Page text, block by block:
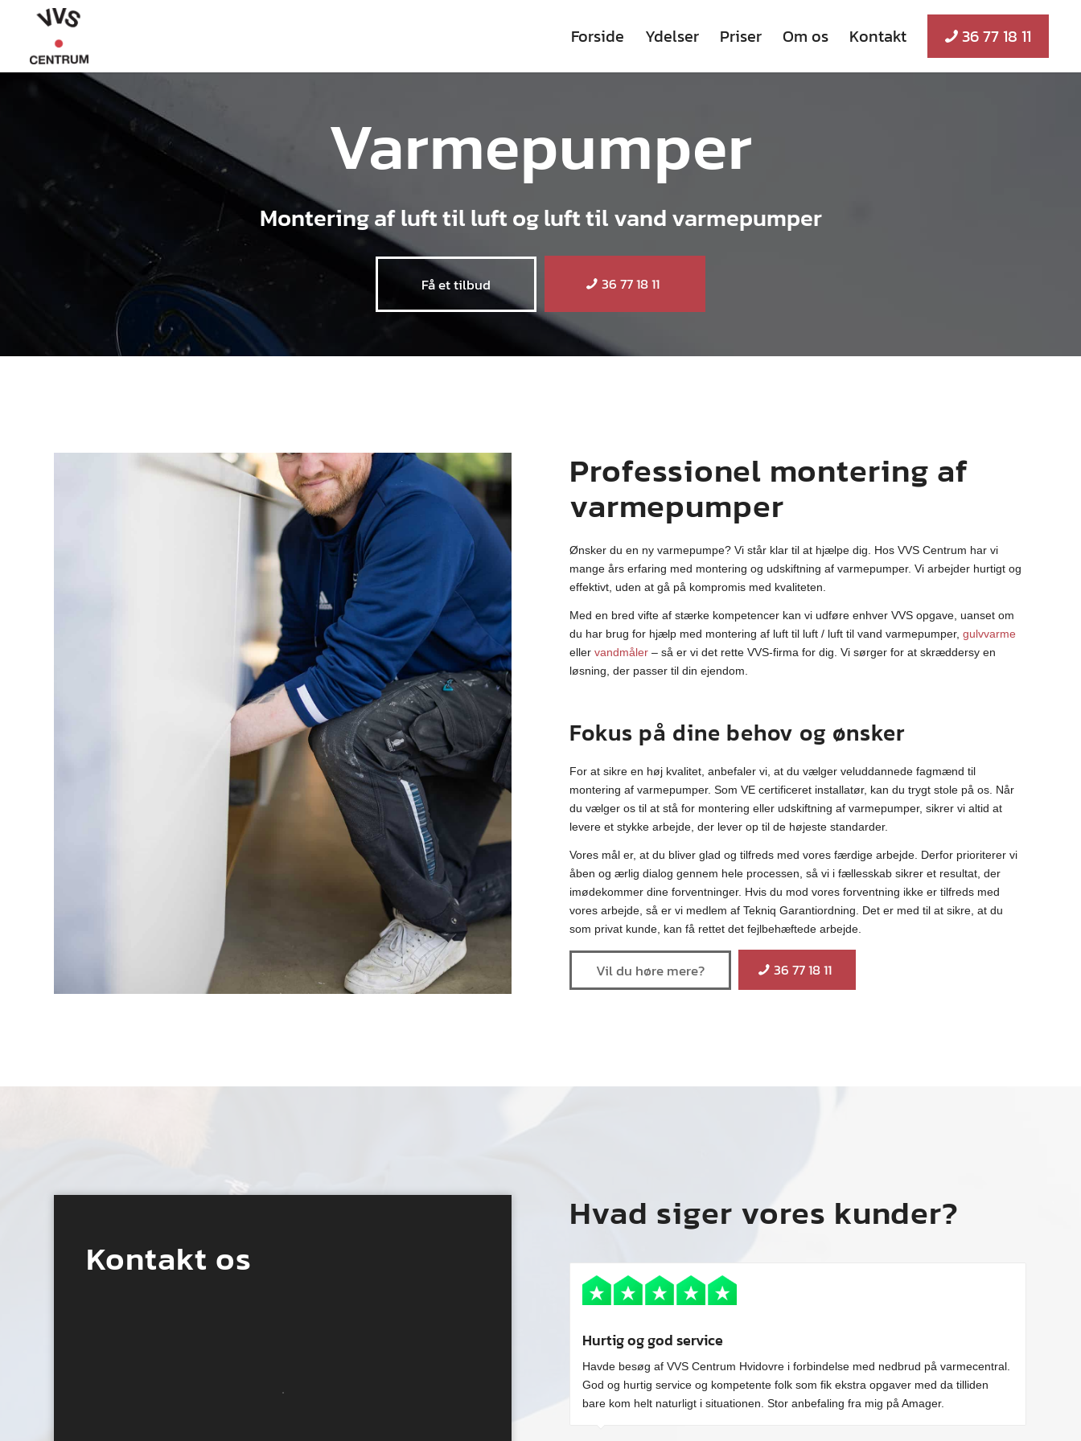
Forside Ydelser Priser Om os Kontakt 36 77 18 11
Varmepumper
Montering af luft til luft og luft til vand varmepumper
Få et tilbud 36 77 18 11
Professionel montering af
varmepumper
Ønsker du en ny varmepumpe? Vi står klar til at hjælpe dig. Hos VVS Centrum har vi
mange års erfaring med montering og udskiftning af varmepumper. Vi arbejder hurtigt og
effektivt, uden at gå på kompromis med kvaliteten.
Med en bred vifte af stærke kompetencer kan vi udføre enhver VVS opgave, uanset om
du har brug for hjælp med montering af luft til luft / luft til vand varmepumper,gulvvarme
ellervandmåler – så er vi det rette VVS-firma for dig. Vi sørger for at skræddersy en
løsning, der passer til din ejendom.
Fokus på dine behov og ønsker
For at sikre en høj kvalitet, anbefaler vi, at du vælger veluddannede fagmænd til
montering af varmepumper. Som VE certificeret installatør, kan du trygt stole på os. Når
du vælger os til at stå for montering eller udskiftning af varmepumper, sikrer vi altid at
levere et stykke arbejde, der lever op til de højeste standarder.
Vores mål er, at du bliver glad og tilfreds med vores færdige arbejde. Derfor prioriterer vi
åben og ærlig dialog gennem hele processen, så vi i fællesskab sikrer et resultat, der
imødekommer dine forventninger. Hvis du mod vores forventning ikke er tilfreds med
vores arbejde, så er vi medlem af Tekniq Garantiordning. Det er med til at sikre, at du
som privat kunde, kan få rettet det fejlbehæftede arbejde.
Vil du høre mere? 36 77 18 11
Kontakt os
Hvad siger vores kunder?
Hurtig og god service
Havde besøg af VVS Centrum Hvidovre i forbindelse med nedbrud på varmecentral.
God og hurtig service og kompetente folk som fik ekstra opgaver med da tilliden
bare kom helt naturligt i situationen. Stor anbefaling fra mig på Amager.